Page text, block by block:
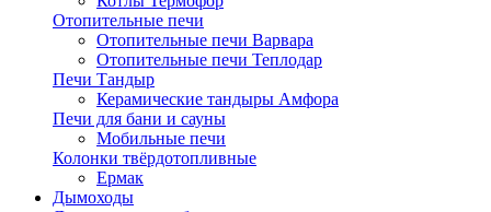
Отопительные печи
Отопительные печи Варвара
Отопительные печи Теплодар
Печи Тандыр
Керамические тандыры Амфора
Печи для бани и сауны
Мобильные печи
Колонки твёрдотопливные
Ермак
Дымоходы